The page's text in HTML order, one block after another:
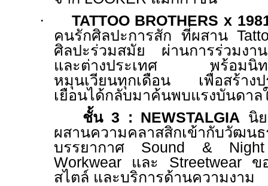
·
TATTOO BROTHERS x
คนรักศิลปะการสัก ที่ผสาน
ศิลปะร่วมสมัย ผ่านการร่วมงา
และต่างประเทศ พร้อมนิทร
หมุนเวียนทุกเดือน เพื่อสร้างป
เยือนได้กลับมาค้นพบแรงบันดาล
ชั้น 3 : NEWSTALGIA นิ
ผสานความคลาสสิกเข้ากับวัฒ
บรรยากาศ Sound &
Workwear และ Streetwear ข
สไตล์ และบริการด้านความงาม